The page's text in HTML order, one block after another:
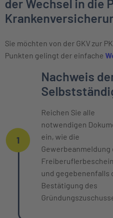
der Wechsel in die
Sie möchten von der GKV zur
Punkten gelingt der einfache
Einzelne
1
Nachweis
Reichen Sie alle
notwendigen
ein, wie die
Gewerbeanmeldung
und gegebenenfalls
Bestätigung des